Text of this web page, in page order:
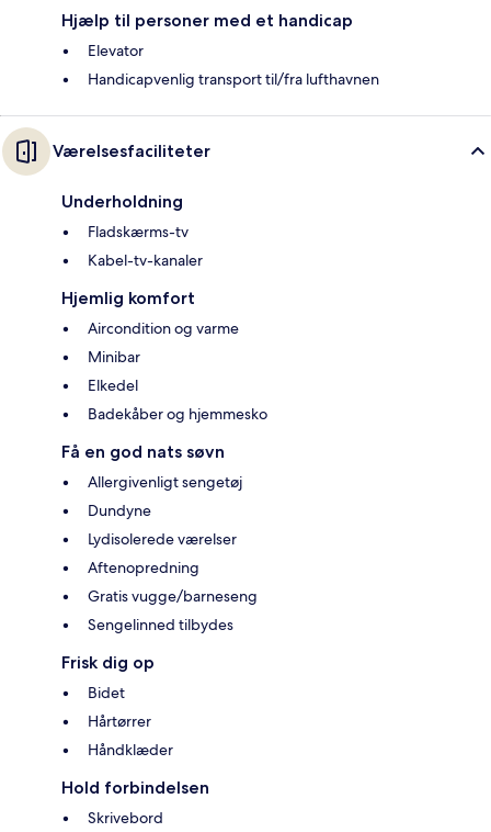
Hjælp til personer med et handicap
Elevator
Handicapvenlig transport til/fra lufthavnen
Værelsesfaciliteter
Underholdning
Fladskærms-tv
Kabel-tv-kanaler
Hjemlig komfort
Aircondition og varme
Minibar
Elkedel
Badekåber og hjemmesko
Få en god nats søvn
Allergivenligt sengetøj
Dundyne
Lydisolerede værelser
Aftenopredning
Gratis vugge/barneseng
Sengelinned tilbydes
Frisk dig op
Bidet
Hårtørrer
Håndklæder
Hold forbindelsen
Skrivebord